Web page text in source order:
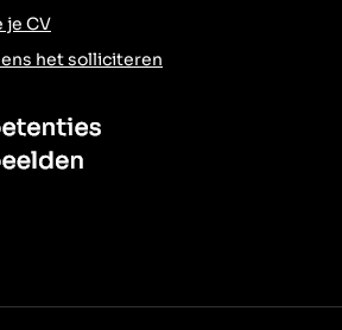
je CV
het solliciteren